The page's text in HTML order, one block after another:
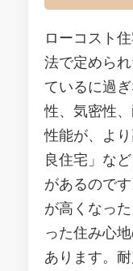
ローコスト
法で定めら
ているに過
性、気密性
性能が、よ
良住宅」な
があるので
が高くなっ
った住み心
あります。